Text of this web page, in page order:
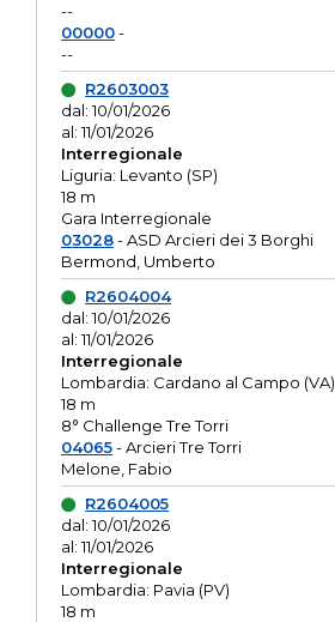
--
00000-
--
R2603003
dal: 10/01/2026
al: 11/01/2026
Interregionale
Liguria: Levanto (SP)
18 m
Gara Interregionale
03028- ASD Arcieri dei 3 Borghi
Bermond, Umberto
R2604004
dal: 10/01/2026
al: 11/01/2026
Interregionale
Lombardia: Cardano al Campo (VA)
18 m
8° Challenge Tre Torri
04065- Arcieri Tre Torri
Melone, Fabio
R2604005
dal: 10/01/2026
al: 11/01/2026
Interregionale
Lombardia: Pavia (PV)
18 m